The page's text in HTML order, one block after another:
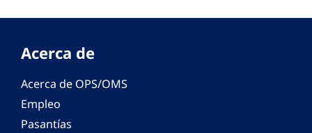
Acerca de
Acerca de OPS/OMS
Empleo
Pasantías